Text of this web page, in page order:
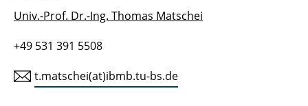
Univ.-Prof. Dr.-Ing. Thomas Matschei
+49 531 391 5508
t.matschei(at)ibmb.tu-bs.de